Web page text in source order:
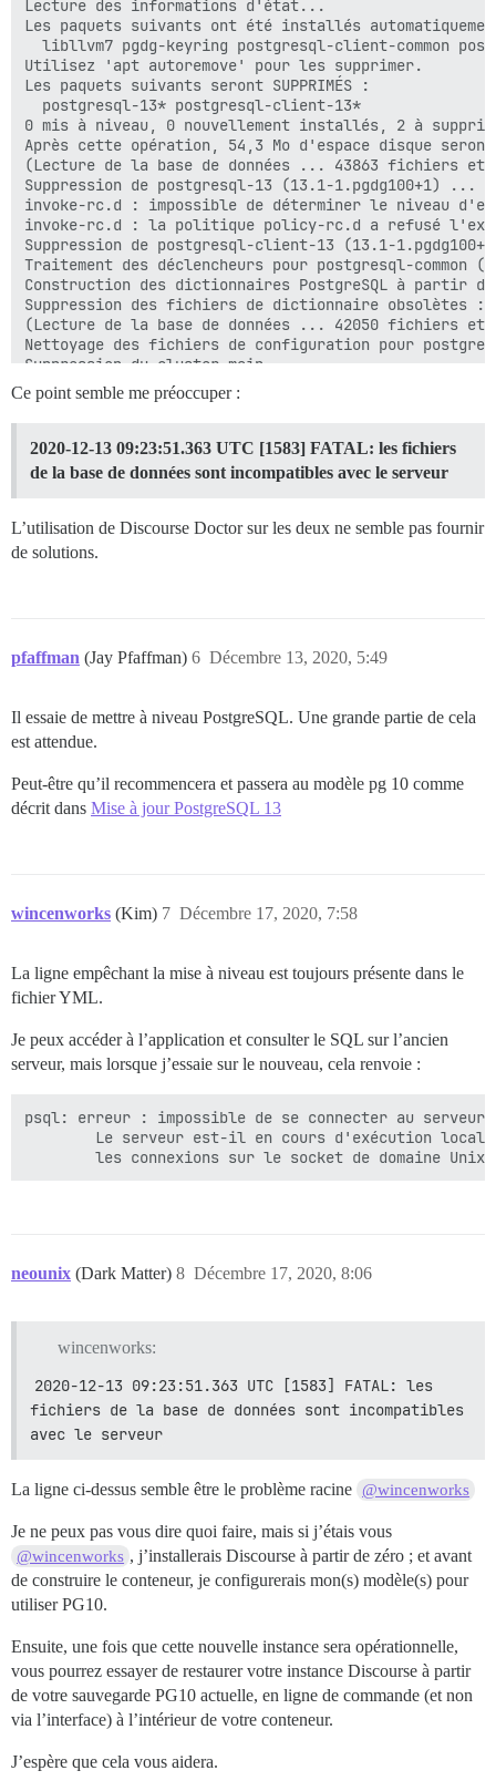
Ce point semble me préoccuper :
2020-12-13 09:23:51.363 UTC [1583] FATAL: les fichiers
de la base de données sont incompatibles avec le serveur
L’utilisation de Discourse Doctor sur les deux ne semble pas fournir
de solutions.
pfaffman (Jay Pfaffman) Décembre 13, 2020, 5:49
6
Il essaie de mettre à niveau PostgreSQL. Une grande partie de cela
est attendue.
Peut-être qu’il recommencera et passera au modèle pg 10 comme
décrit dans Mise à jour PostgreSQL 13
wincenworks (Kim) Décembre 17, 2020, 7:58
7
La ligne empêchant la mise à niveau est toujours présente dans le
fichier YML.
Je peux accéder à l’application et consulter le SQL sur l’ancien
serveur, mais lorsque j’essaie sur le nouveau, cela renvoie :
psql: erreur : impossible de se connecter au
Le serveur est-il en cours d'exécution
les connexions sur le socket de domaine
neounix (Dark Matter) Décembre 17, 2020, 8:06
8
wincenworks:
2020-12-13 09:23:51.363 UTC [1583] FATAL: les
fichiers de la base de données sont incompatibles
avec le serveur
La ligne ci-dessus semble être le problème racine @wincenworks
Je ne peux pas vous dire quoi faire, mais si j’étais vous
@wincenworks , j’installerais Discourse à partir de zéro ; et avant
de construire le conteneur, je configurerais mon(s) modèle(s) pour
utiliser PG10.
Ensuite, une fois que cette nouvelle instance sera opérationnelle,
vous pourrez essayer de restaurer votre instance Discourse à partir
de votre sauvegarde PG10 actuelle, en ligne de commande (et non
via l’interface) à l’intérieur de votre conteneur.
J’espère que cela vous aidera.